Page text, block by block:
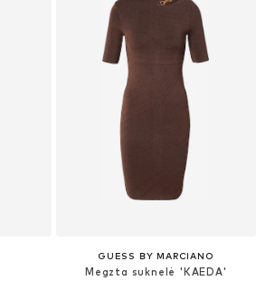
GUESS BY MARCIANO
Megzta suknelė 'KAEDA'